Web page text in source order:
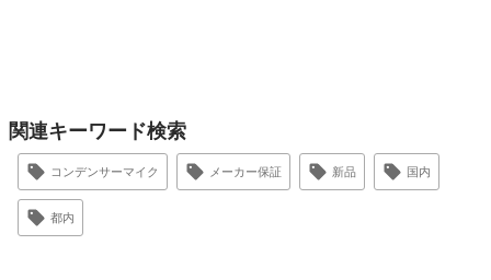
関連キーワード検索
コンデンサーマイク メーカー保証 新品 国内
都内